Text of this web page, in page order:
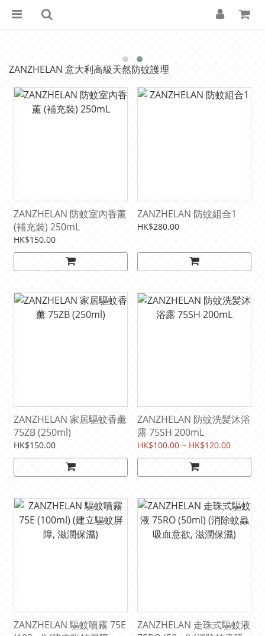
ZANZHELAN 意大利高級天然防蚊護理
ZANZHELAN 防蚊室內香薰
(補充裝) 250mL
HK$150.00
ZANZHELAN 防蚊組合1
HK$280.00
ZANZHELAN 家居驅蚊香薰
75ZB (250ml)
HK$150.00
ZANZHELAN 防蚊洗髪沐浴
露 75SH 200mL
HK$100.00 ~ HK$120.00
ZANZHELAN 驅蚊噴霧 75E
ZANZHELAN 走珠式驅蚊液